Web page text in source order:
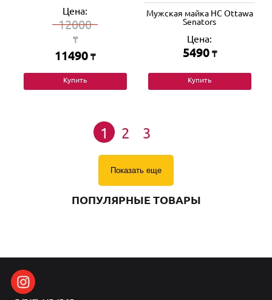
Цена:
12000
₸
11490 ₸
Купить
Мужская майка HC Ottawa
Senators
Цена:
5490 ₸
Купить
1 2 3
Показать еще
ПОПУЛЯРНЫЕ ТОВАРЫ